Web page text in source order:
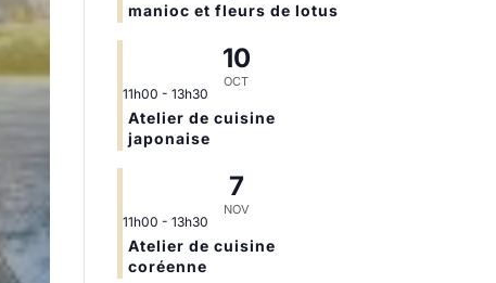
manioc et fleurs de lotus
10
OCT
11h00 - 13h30
Atelier de cuisine
japonaise
7
NOV
11h00 - 13h30
Atelier de cuisine
coréenne